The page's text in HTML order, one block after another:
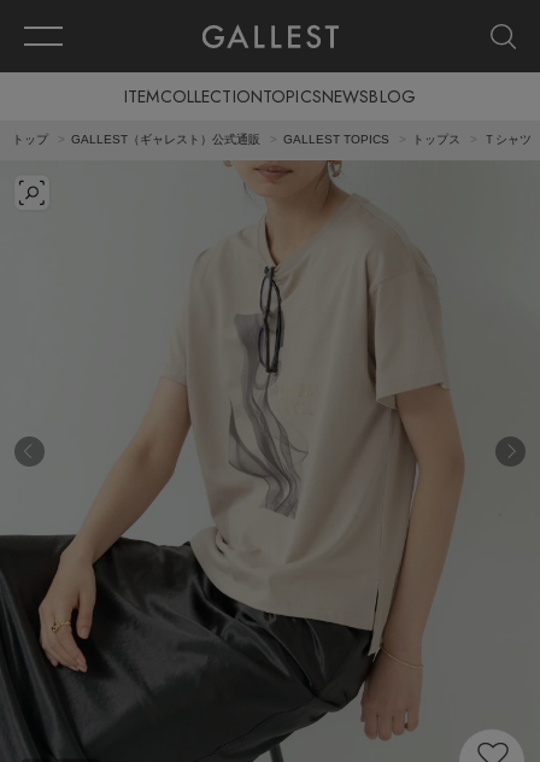
ITEMCOLLECTIONTOPICSNEWSBLOG
トップ GALLEST（ギャレスト）公式通販 GALLEST TOPICS トップス Ｔシャツ